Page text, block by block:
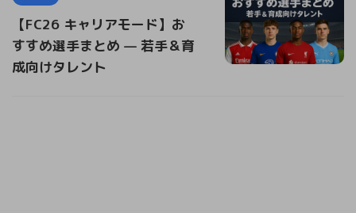
【FC26 キャリアモード】お
すすめ選手まとめ — 若手＆育
成向けタレント